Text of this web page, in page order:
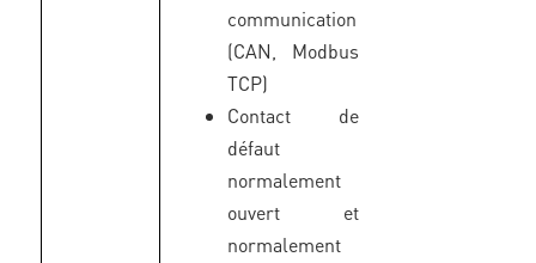
communication
(CAN, Modbus
TCP)
Contact de
défaut
normalement
ouvert et
normalement